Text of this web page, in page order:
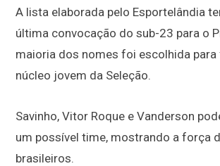
A lista elaborada pelo Esportelândia
última convocação do sub-23 para o
maioria dos nomes foi escolhida
núcleo jovem da Seleção.
Savinho, Vitor Roque e Vanderson
um possível time, mostrando a força
brasileiros.